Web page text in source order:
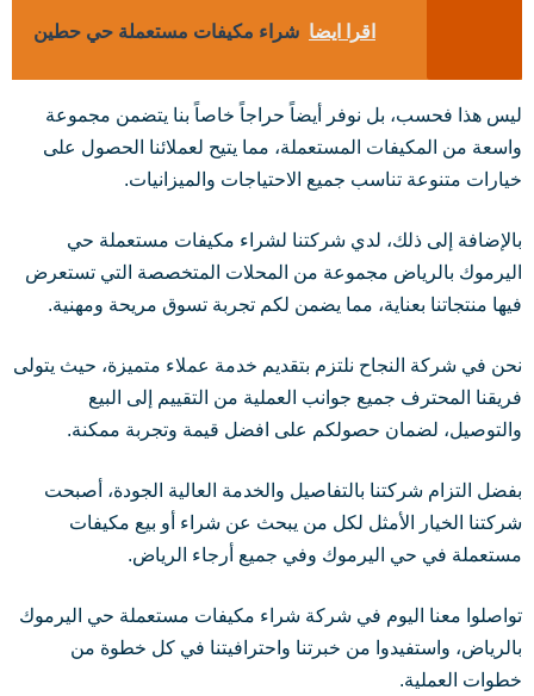
اقرا ايضا شراء مكيفات مستعملة حي حطين
ليس هذا فحسب، بل نوفر أيضاً حراجاً خاصاً بنا يتضمن مجموعة
واسعة من المكيفات المستعملة، مما يتيح لعملائنا الحصول على
خيارات متنوعة تناسب جميع الاحتياجات والميزانيات.
بالإضافة إلى ذلك، لدي شركتنا لشراء مكيفات مستعملة حي
اليرموك بالرياض مجموعة من المحلات المتخصصة التي تستعرض
فيها منتجاتنا بعناية، مما يضمن لكم تجربة تسوق مريحة ومهنية.
نحن في شركة النجاح نلتزم بتقديم خدمة عملاء متميزة، حيث يتولى
فريقنا المحترف جميع جوانب العملية من التقييم إلى البيع
والتوصيل، لضمان حصولكم على افضل قيمة وتجربة ممكنة.
بفضل التزام شركتنا بالتفاصيل والخدمة العالية الجودة، أصبحت
شركتنا الخيار الأمثل لكل من يبحث عن شراء أو بيع مكيفات
مستعملة في حي اليرموك وفي جميع أرجاء الرياض.
تواصلوا معنا اليوم في شركة شراء مكيفات مستعملة حي اليرموك
بالرياض، واستفيدوا من خبرتنا واحترافيتنا في كل خطوة من
خطوات العملية.